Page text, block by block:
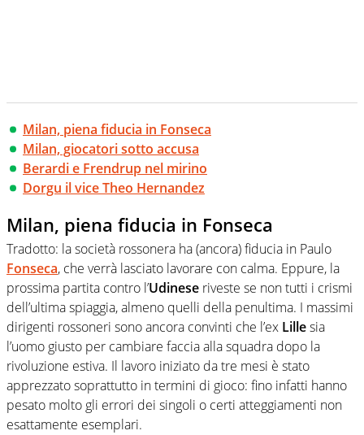
Milan, piena fiducia in Fonseca
Milan, giocatori sotto accusa
Berardi e Frendrup nel mirino
Dorgu il vice Theo Hernandez
Milan, piena fiducia in Fonseca
Tradotto: la società rossonera ha (ancora) fiducia in Paulo
Fonseca, che verrà lasciato lavorare con calma. Eppure, la
prossima partita contro l’Udinese riveste se non tutti i crismi
dell’ultima spiaggia, almeno quelli della penultima. I massimi
dirigenti rossoneri sono ancora convinti che l’ex Lillesia
l’uomo giusto per cambiare faccia alla squadra dopo la
rivoluzione estiva. Il lavoro iniziato da tre mesi è stato
apprezzato soprattutto in termini di gioco: fino infatti hanno
pesato molto gli errori dei singoli o certi atteggiamenti non
esattamente esemplari.